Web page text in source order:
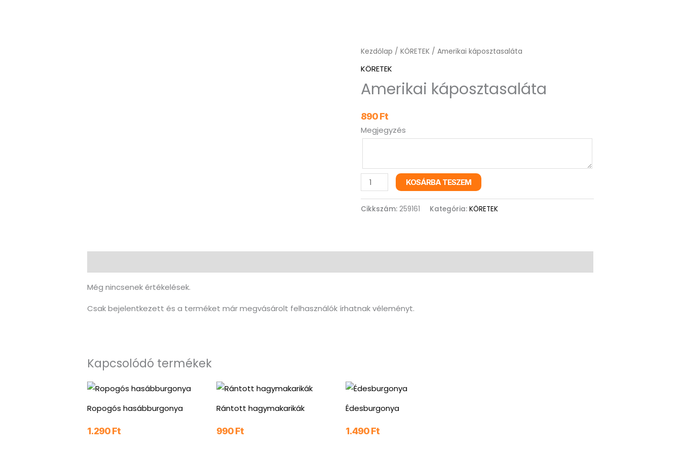
Kezdőlap / KÖRETEK / Amerikai káposztasaláta
KÖRETEK
Amerikai káposztasaláta
890Ft
Megjegyzés
Amerikai
káposztasaláta
KOSÁRBA TESZEM
Cikkszám: 259161 Kategória: KÖRETEK
Még nincsenek értékelések.
Csak bejelentkezett és a terméket már megvásárolt felhasználók írhatnak véleményt.
Kapcsolódó termékek
Ropogós hasábburgonya
1.290Ft
Rántott hagymakarikák
990Ft
Édesburgonya
1.490Ft